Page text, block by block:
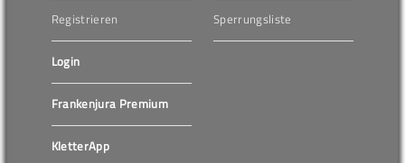
Registrieren
Login
Frankenjura Premium
KletterApp
Sperrungsliste